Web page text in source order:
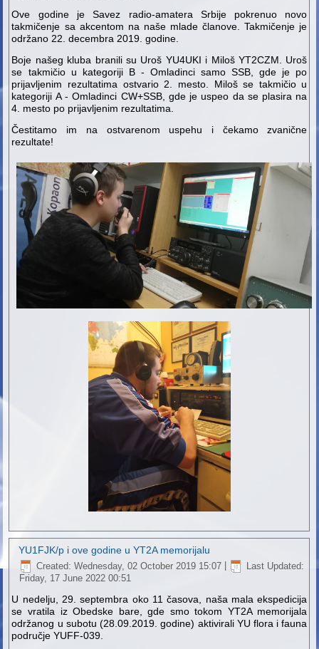
Ove godine je Savez radio-amatera Srbije pokrenuo novo
takmičenje sa akcentom na naše mlade članove. Takmičenje je
održano 22. decembra 2019. godine.
Boje našeg kluba branili su Uroš YU4UKI i Miloš YT2CZM. Uroš
se takmičio u kategoriji B - Omladinci samo SSB, gde je po
prijavljenim rezultatima ostvario 2. mesto. Miloš se takmičio u
kategoriji A - Omladinci CW+SSB, gde je uspeo da se plasira na
4. mesto po prijavljenim rezultatima.
Čestitamo im na ostvarenom uspehu i čekamo zvanične
rezultate!
YU1FJK/p i ove godine u YT2A memorijalu
Created: Wednesday, 02 October 2019 15:07
Last Updated:
Friday, 17 June 2022 00:51
U nedelju, 29. septembra oko 11 časova, naša mala ekspedicija
se vratila iz Obedske bare, gde smo tokom YT2A memorijala
održanog u subotu (28.09.2019. godine) aktivirali YU flora i fauna
područje YUFF-039.